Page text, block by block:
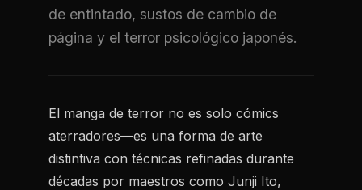
de entintado, sustos de cambio de
página y el terror psicológico japonés.
El manga de terror no es solo cómics
aterradores—es una forma de arte
distintiva con técnicas refinadas durante
décadas por maestros como Junji Ito,